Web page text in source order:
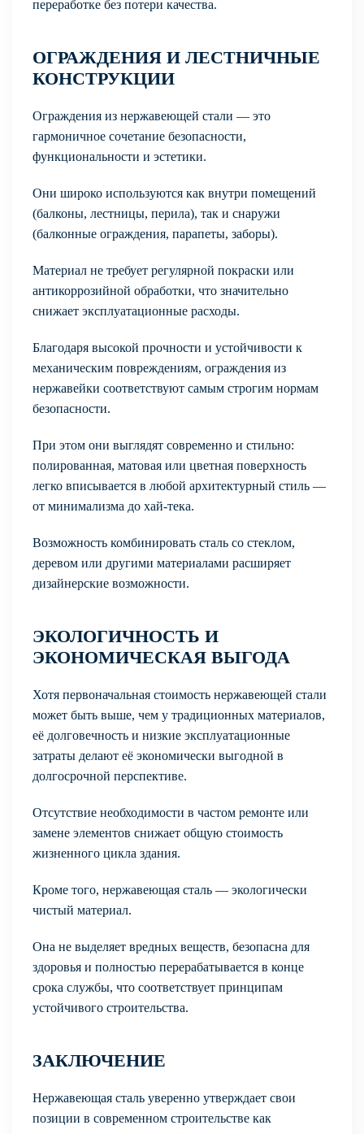
переработке без потери качества.
ОГРАЖДЕНИЯ И ЛЕСТНИЧНЫЕ
КОНСТРУКЦИИ
Ограждения из нержавеющей стали — это
гармоничное сочетание безопасности,
функциональности и эстетики.
Они широко используются как внутри помещений
(балконы, лестницы, перила), так и снаружи
(балконные ограждения, парапеты, заборы).
Материал не требует регулярной покраски или
антикоррозийной обработки, что значительно
снижает эксплуатационные расходы.
Благодаря высокой прочности и устойчивости к
механическим повреждениям, ограждения из
нержавейки соответствуют самым строгим нормам
безопасности.
При этом они выглядят современно и стильно:
полированная, матовая или цветная поверхность
легко вписывается в любой архитектурный стиль —
от минимализма до хай-тека.
Возможность комбинировать сталь со стеклом,
деревом или другими материалами расширяет
дизайнерские возможности.
ЭКОЛОГИЧНОСТЬ И
ЭКОНОМИЧЕСКАЯ ВЫГОДА
Хотя первоначальная стоимость нержавеющей стали
может быть выше, чем у традиционных материалов,
её долговечность и низкие эксплуатационные
затраты делают её экономически выгодной в
долгосрочной перспективе.
Отсутствие необходимости в частом ремонте или
замене элементов снижает общую стоимость
жизненного цикла здания.
Кроме того, нержавеющая сталь — экологически
чистый материал.
Она не выделяет вредных веществ, безопасна для
здоровья и полностью перерабатывается в конце
срока службы, что соответствует принципам
устойчивого строительства.
ЗАКЛЮЧЕНИЕ
Нержавеющая сталь уверенно утверждает свои
позиции в современном строительстве как